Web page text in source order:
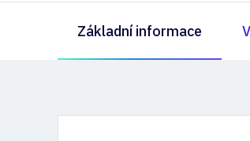
Základní informace